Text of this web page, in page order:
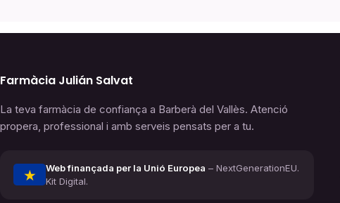
Farmàcia Julián Salvat
La teva farmàcia de confiança a Barberà del Vallès. Atenció
propera, professional i amb serveis pensats per a tu.
★ Web finançada per la Unió Europea – NextGenerationEU.
Kit Digital.